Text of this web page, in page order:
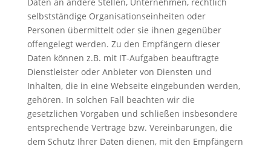
selbstständige Organisationseinheiten oder
Personen übermittelt oder sie ihnen gegenüber
offengelegt werden. Zu den Empfängern dieser
Daten können z.B. mit IT-Aufgaben beauftragte
Dienstleister oder Anbieter von Diensten und
Inhalten, die in eine Webseite eingebunden werden,
gehören. In solchen Fall beachten wir die
gesetzlichen Vorgaben und schließen insbesondere
entsprechende Verträge bzw. Vereinbarungen, die
dem Schutz Ihrer Daten dienen, mit den Empfängern